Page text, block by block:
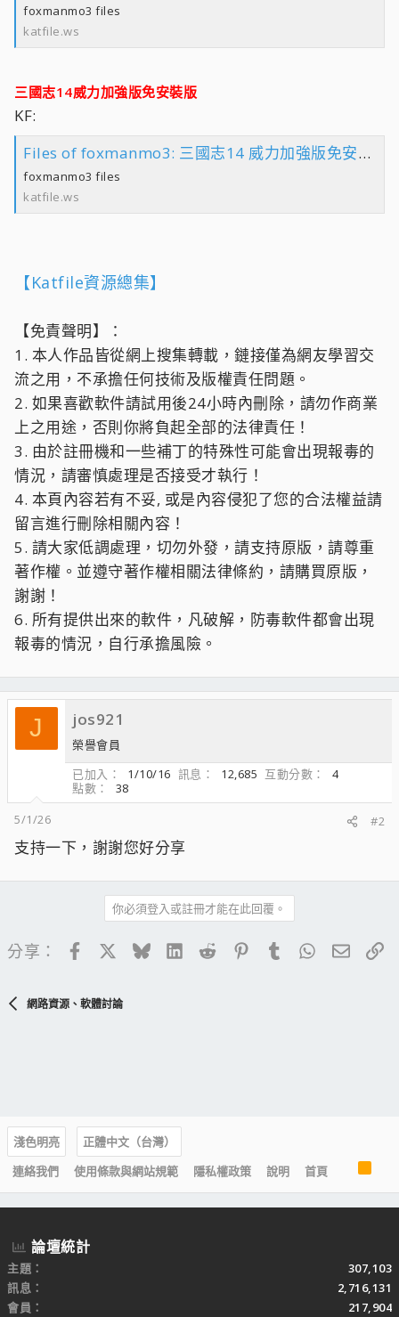
foxmanmo3 files
katfile.ws
三國志14威力加強版免安裝版
KF:
Files of foxmanmo3: 三國志14 威力加強版免安裝版 folder
foxmanmo3 files
katfile.ws
【Katfile資源總集】
【免責聲明】：
1. 本人作品皆從網上搜集轉載，鏈接僅為網友學習交
流之用，不承擔任何技術及版權責任問題。
2. 如果喜歡軟件請試用後24小時內刪除，請勿作商業
上之用途，否則你將負起全部的法律責任！
3. 由於註冊機和一些補丁的特殊性可能會出現報毒的
情況，請審慎處理是否接受才執行！
4. 本頁內容若有不妥, 或是內容侵犯了您的合法權益請
留言進行刪除相關內容！
5. 請大家低調處理，切勿外發，請支持原版，請尊重
著作權。並遵守著作權相關法律條約，請購買原版，
謝謝！
6. 所有提供出來的軟件，凡破解，防毒軟件都會出現
報毒的情況，自行承擔風險。
J jos921
榮譽會員
已加入
1/10/16 訊息 12,685 互動分數
4
點數
38
5/1/26
#2
支持一下，謝謝您好分享
你必須登入或註冊才能在此回覆。
分享： FacebookBlueskyLinkedIn
Reddit PinterestTumblrWhatsApp
電子
網路資源、軟體討論
淺色明亮
正體中文（台灣）
連絡我們
使用條款與網站規範 隱私權政策 說明 首頁
R
S
S
論壇統計
主題
307,103
訊息
2,716,131
會員
217,904